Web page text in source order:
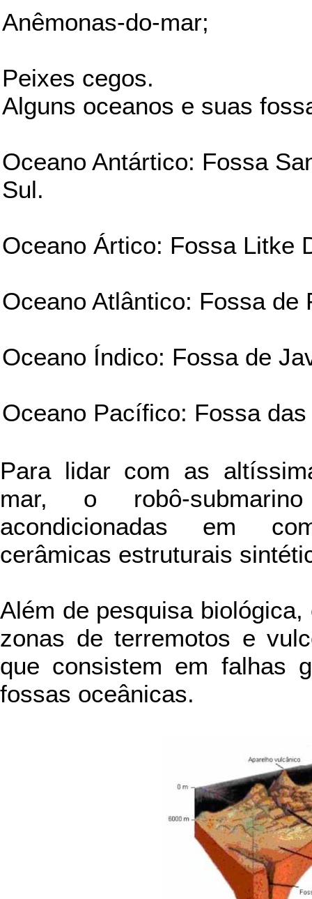
Anêmonas-do-mar;
Peixes cegos.
Alguns oceanos e suas
Oceano Antártico: Fossa
Sul.
Oceano Ártico: Fossa Litke
Oceano Atlântico: Fossa de
Oceano Índico: Fossa de
Oceano Pacífico: Fossa
Para lidar com as
mar, o robô-
acondicionadas em
cerâmicas estruturais
Além de pesquisa
zonas de terremotos e
que consistem em falhas
fossas oceânicas.